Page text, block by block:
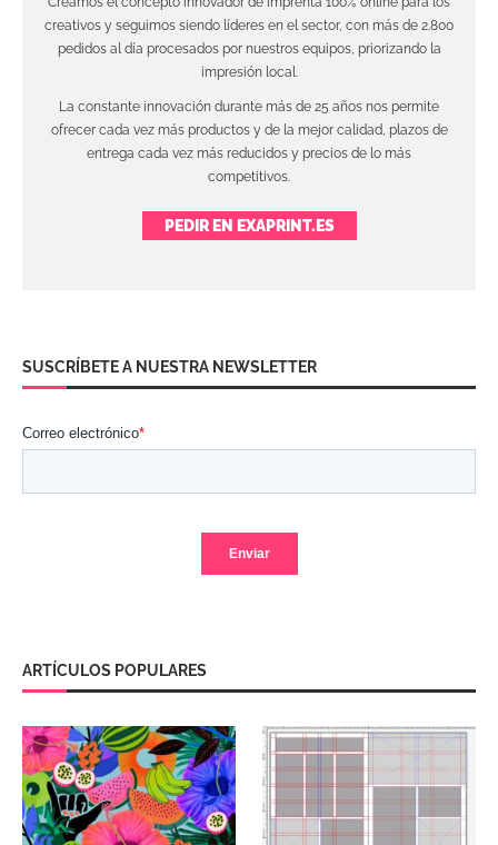
creativos y seguimos siendo líderes en el sector, con más de 2.800
pedidos al día procesados por nuestros equipos, priorizando la
impresión local.
La constante innovación durante más de 25 años nos permite
ofrecer cada vez más productos y de la mejor calidad, plazos de
entrega cada vez más reducidos y precios de lo más
competitivos.
PEDIR EN EXAPRINT.ES
SUSCRÍBETE A NUESTRA NEWSLETTER
ARTÍCULOS POPULARES